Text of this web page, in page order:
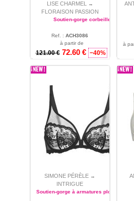
LISE CHARMEL →
FLORAISON PASSION
Soutien-gorge corbeille
Ref. : ACH3086
90
à partir de
121.00 € 72.60 € −40%
à
SIMONE PÉRÈLE →
INTRIGUE
Soutien-gorge à armatures plongeant